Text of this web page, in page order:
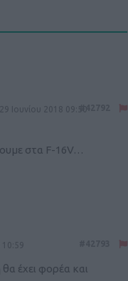
29 Ιουνίου 2018 09:50#42792
στα F-16V…
έχει φορέα και